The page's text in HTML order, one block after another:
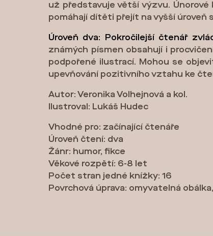
už představuje větší výzvu.
pomáhají dítěti přejít na vyšší
Úroveň dva: Pokročilejší čtenář
známých písmen obsahují i
podpořené ilustrací. Mohou se
upevňování pozitivního vztahu ke
Autor: Veronika Volhejnová a kol.
Ilustroval: Lukáš Hudec
Vhodné pro: začínající čtenáře
Úroveň čtení: dva
Žánr: humor, fikce
Věkové rozpětí: 6-8 let
Počet stran jedné knížky: 16
Povrchová úprava: omyvatelná